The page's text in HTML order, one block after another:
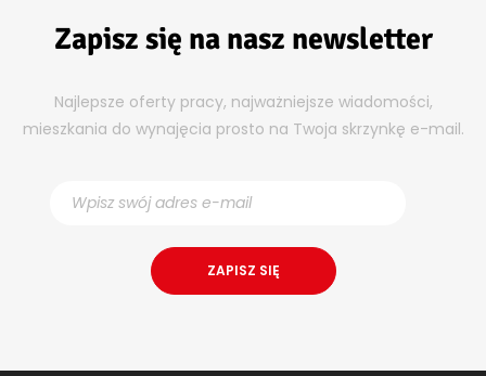
Zapisz się na nasz newsletter
Najlepsze oferty pracy, najważniejsze wiadomości,
mieszkania do wynajęcia prosto na Twoja skrzynkę e-mail.